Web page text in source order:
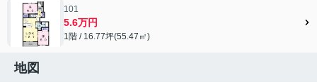
101
5.6万円
1階 / 16.77坪(55.47㎡)
地図